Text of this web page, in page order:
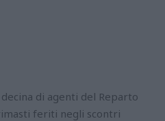
decina di agenti del Reparto
feriti negli scontri